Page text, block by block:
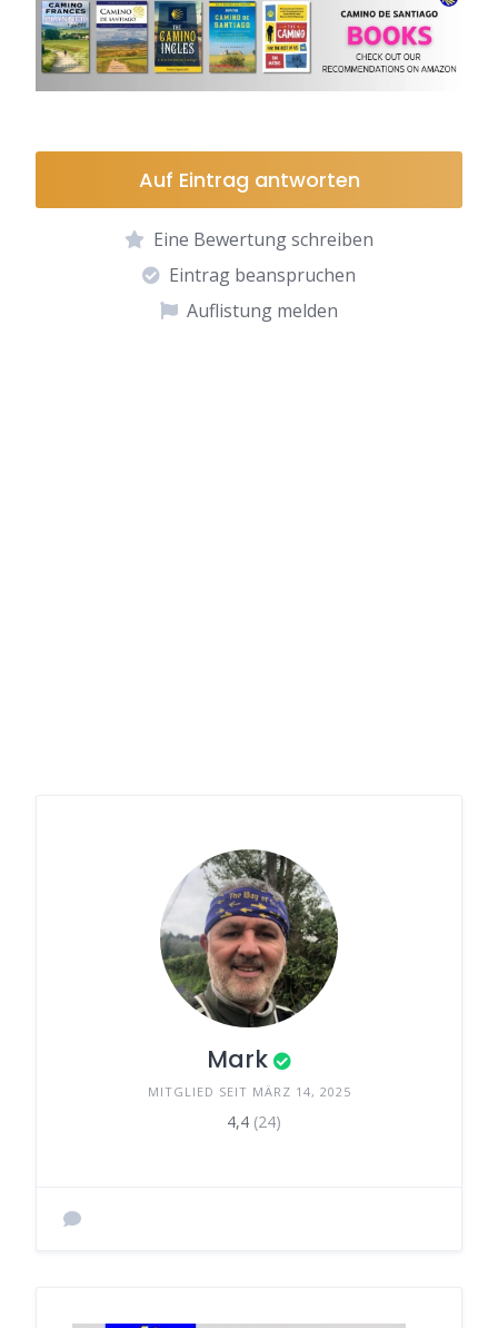
Auf Eintrag antworten
Eine Bewertung schreiben
Eintrag beanspruchen
Auflistung melden
Mark
MITGLIED SEIT MÄRZ 14, 2025
4,4 (24)